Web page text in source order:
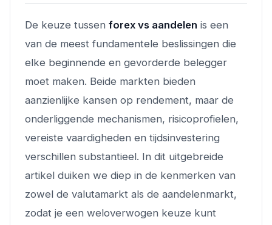
De keuze tussen forex vs aandelen is een
van de meest fundamentele beslissingen die
elke beginnende en gevorderde belegger
moet maken. Beide markten bieden
aanzienlijke kansen op rendement, maar de
onderliggende mechanismen, risicoprofielen,
vereiste vaardigheden en tijdsinvestering
verschillen substantieel. In dit uitgebreide
artikel duiken we diep in de kenmerken van
zowel de valutamarkt als de aandelenmarkt,
zodat je een weloverwogen keuze kunt